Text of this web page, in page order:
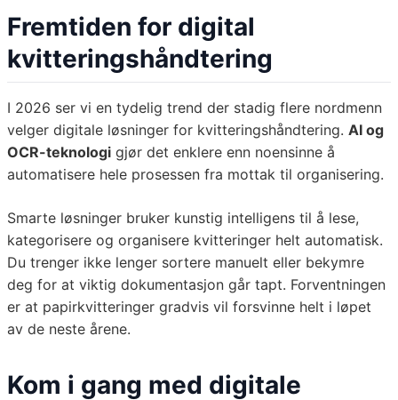
Fremtiden for digital
kvitteringshåndtering
I 2026 ser vi en tydelig trend der stadig flere nordmenn
velger digitale løsninger for kvitteringshåndtering. AI og
OCR-teknologi gjør det enklere enn noensinne å
automatisere hele prosessen fra mottak til organisering.
Smarte løsninger bruker kunstig intelligens til å lese,
kategorisere og organisere kvitteringer helt automatisk.
Du trenger ikke lenger sortere manuelt eller bekymre
deg for at viktig dokumentasjon går tapt. Forventningen
er at papirkvitteringer gradvis vil forsvinne helt i løpet
av de neste årene.
Kom i gang med digitale